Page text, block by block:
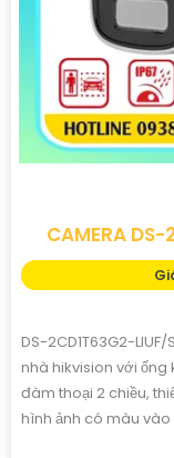
CAMERA DS-
DS-2CD1T63G2-
nhà hikvision với ống
đàm thoại 2 chiều,
hình ảnh có màu